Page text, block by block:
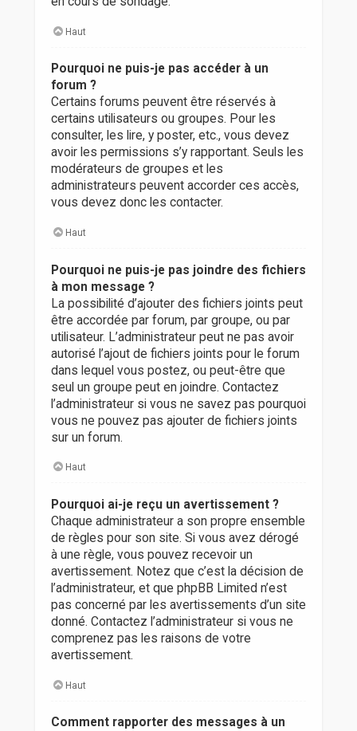
Haut
Pourquoi ne puis-je pas accéder à un
forum ?
Certains forums peuvent être réservés à
certains utilisateurs ou groupes. Pour les
consulter, les lire, y poster, etc., vous devez
avoir les permissions s’y rapportant. Seuls les
modérateurs de groupes et les
administrateurs peuvent accorder ces accès,
vous devez donc les contacter.
Haut
Pourquoi ne puis-je pas joindre des fichiers
à mon message ?
La possibilité d’ajouter des fichiers joints peut
être accordée par forum, par groupe, ou par
utilisateur. L’administrateur peut ne pas avoir
autorisé l’ajout de fichiers joints pour le forum
dans lequel vous postez, ou peut-être que
seul un groupe peut en joindre. Contactez
l’administrateur si vous ne savez pas pourquoi
vous ne pouvez pas ajouter de fichiers joints
sur un forum.
Haut
Pourquoi ai-je reçu un avertissement ?
Chaque administrateur a son propre ensemble
de règles pour son site. Si vous avez dérogé
à une règle, vous pouvez recevoir un
avertissement. Notez que c’est la décision de
l’administrateur, et que phpBB Limited n’est
pas concerné par les avertissements d’un site
donné. Contactez l’administrateur si vous ne
comprenez pas les raisons de votre
avertissement.
Haut
Comment rapporter des messages à un